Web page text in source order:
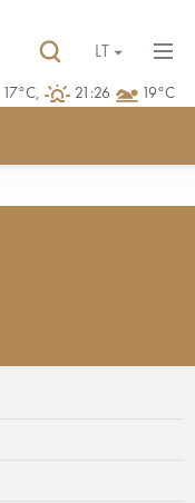
17°C, 21:26 19°C
LT